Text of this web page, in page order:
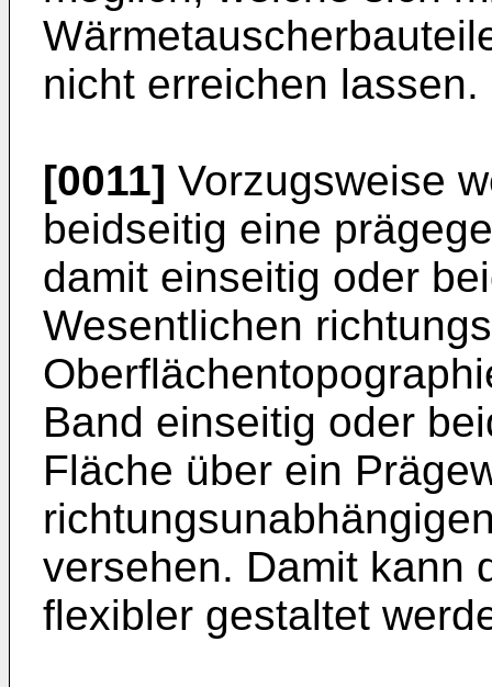
nicht erreichen lassen.
[0011] Vorzugsweise
beidseitig eine
damit einseitig oder
Wesentlichen
Band einseitig oder
Fläche über ein
versehen. Damit kann
flexibler gestaltet